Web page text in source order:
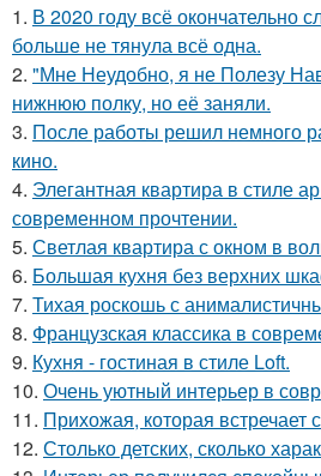
1. В 2020 году всё окончательно
больше не тянула всё одна.
2. "Мне Неудобно, я не Полезу
нижнюю полку, но её заняли.
3. После работы решил немного
кино.
4. Элегантная квартира в стиле
современном прочтении.
5. Светлая квартира с окном в
6. Большая кухня без верхних
7. Тихая роскошь с
8. Французская классика в
9. Кухня - гостиная в стиле Loft.
10. Очень уютный интерьер в
11. Прихожая, которая встречает
12. Столько детских, сколько